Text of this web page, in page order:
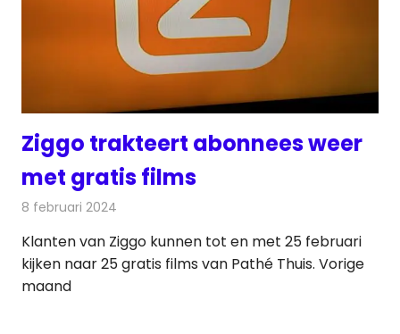
Ziggo trakteert abonnees weer
met gratis films
8 februari 2024
Klanten van Ziggo kunnen tot en met 25 februari
kijken naar 25 gratis films van Pathé Thuis. Vorige
maand